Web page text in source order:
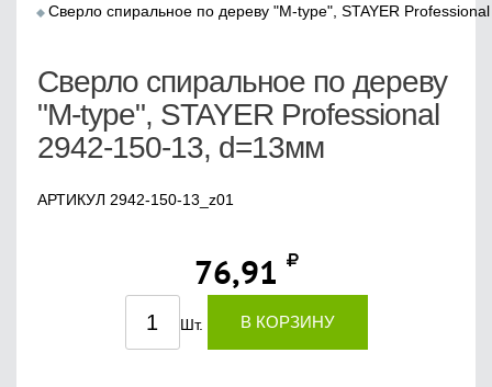
Сверло спиральное по дереву "M-type", STAYER
Сверло спиральное по дереву
"M-type", STAYER Professional
2942-150-13, d=13мм
АРТИКУЛ 2942-150-13_z01
76,91
Шт. В КОРЗИНУ